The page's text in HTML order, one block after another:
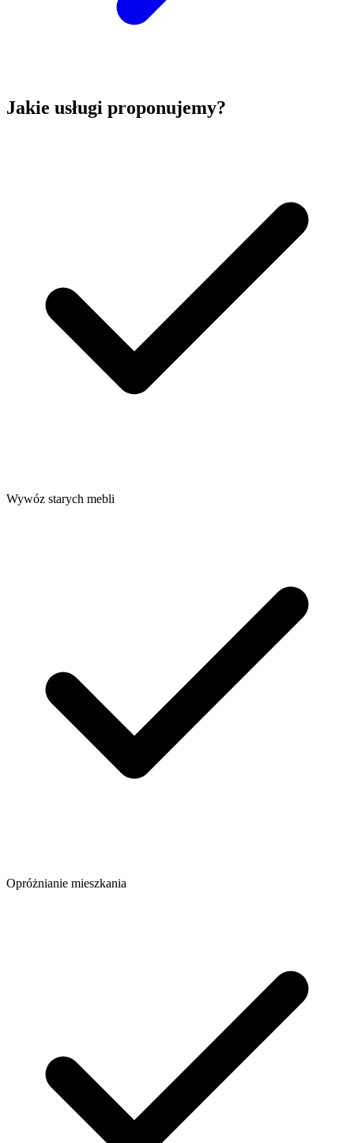
Jakie usługi proponujemy?
Wywóz starych mebli
Opróżnianie mieszkania